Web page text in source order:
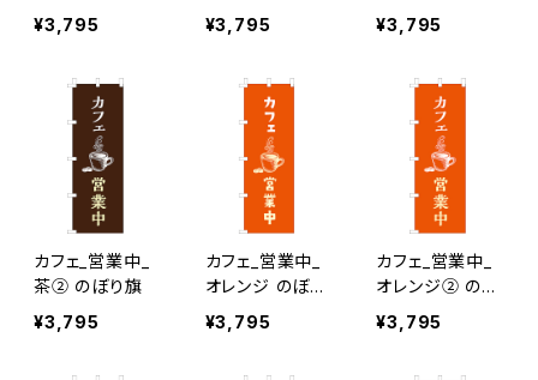
¥3,795
¥3,795
¥3,795
カフェ_営業中_
茶② のぼり旗
¥3,795
カフェ_営業中_
オレンジ のぼり
旗
¥3,795
カフェ_営業中_
オレンジ② のぼ
り旗
¥3,795